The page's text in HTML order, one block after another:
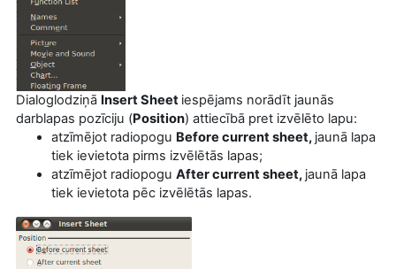
Dialoglodziņā Insert Sheet iespējams norādīt jaunās
darblapas pozīciju (Position) attiecībā pret izvēlēto lapu:
atzīmējot radiopogu Before current sheet, jaunā lapa
tiek ievietota pirms izvēlētās lapas;
atzīmējot radiopogu After current sheet, jaunā lapa
tiek ievietota pēc izvēlētās lapas.